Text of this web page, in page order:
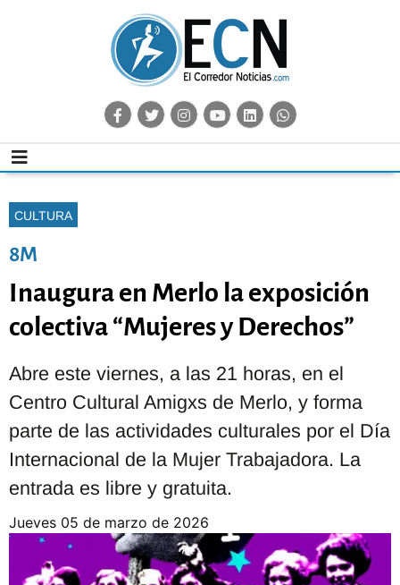
CULTURA
8M
Inaugura en Merlo la exposición
colectiva “Mujeres y Derechos”
Abre este viernes, a las 21 horas, en el
Centro Cultural Amigxs de Merlo, y forma
parte de las actividades culturales por el Día
Internacional de la Mujer Trabajadora. La
entrada es libre y gratuita.
jueves 05 de marzo de 2026